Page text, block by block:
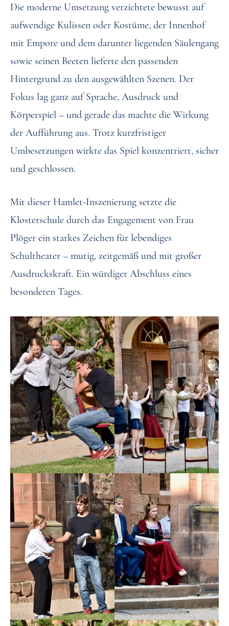
Die moderne Umsetzung verzichtete bewusst auf
aufwendige Kulissen oder Kostüme, der Innenhof
mit Empore und dem darunter liegenden Säulengang
sowie seinen Beeten lieferte den passenden
Hintergrund zu den ausgewählten Szenen. Der
Fokus lag ganz auf Sprache, Ausdruck und
Körperspiel – und gerade das machte die Wirkung
der Aufführung aus. Trotz kurzfristiger
Umbesetzungen wirkte das Spiel konzentriert, sicher
und geschlossen.
Mit dieser Hamlet-Inszenierung setzte die
Klosterschule durch das Engagement von Frau
Plöger ein starkes Zeichen für lebendiges
Schultheater – mutig, zeitgemäß und mit großer
Ausdruckskraft. Ein würdiger Abschluss eines
besonderen Tages.